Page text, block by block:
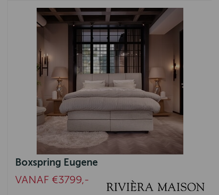
Boxspring Eugene
VANAF €3799,-